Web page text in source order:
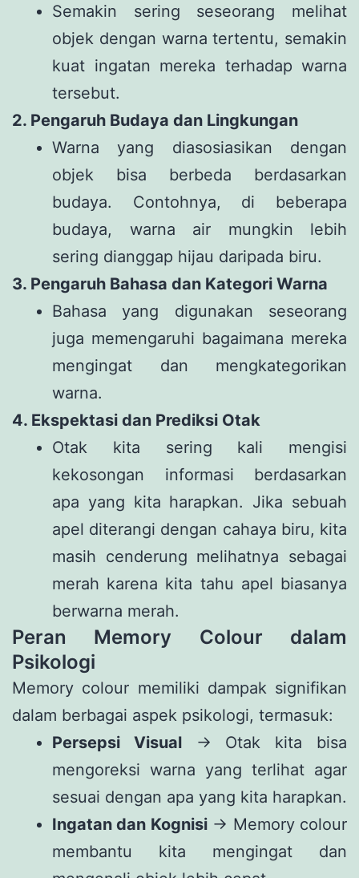
Semakin sering seseorang melihat
objek dengan warna tertentu, semakin
kuat ingatan mereka terhadap warna
tersebut.
2. Pengaruh Budaya dan Lingkungan
Warna yang diasosiasikan dengan
objek bisa berbeda berdasarkan
budaya. Contohnya, di beberapa
budaya, warna air mungkin lebih
sering dianggap hijau daripada biru.
3. Pengaruh Bahasa dan Kategori Warna
Bahasa yang digunakan seseorang
juga memengaruhi bagaimana mereka
mengingat dan mengkategorikan
warna.
4. Ekspektasi dan Prediksi Otak
Otak kita sering kali mengisi
kekosongan informasi berdasarkan
apa yang kita harapkan. Jika sebuah
apel diterangi dengan cahaya biru, kita
masih cenderung melihatnya sebagai
merah karena kita tahu apel biasanya
berwarna merah.
Peran Memory Colour dalam
Psikologi
Memory colour memiliki dampak signifikan
dalam berbagai aspek psikologi, termasuk:
Persepsi Visual→ Otak kita bisa
mengoreksi warna yang terlihat agar
sesuai dengan apa yang kita harapkan.
Ingatan dan Kognisi→ Memory colour
membantu kita mengingat dan